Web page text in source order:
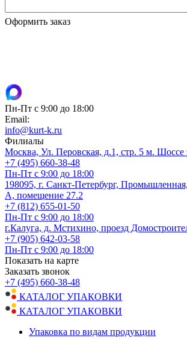
Оформить заказ
Пн-Пт с 9:00 до 18:00
Email:
info@kurt-k.ru
Филиалы
Москва, Ул. Перовская, д.1, стр. 5 м. Шоссе
+7 (495) 660-38-48
Пн-Пт с 9:00 до 18:00
198095, г. Санкт-Петербург,
А, помещение 27.2
+7 (812) 655-01-50
Пн-Пт с 9:00 до 18:00
г.Калуга, д. Мстихино, проезд
+7 (905) 642-03-58
Пн-Пт с 9:00 до 18:00
Показать на карте
Заказать звонок
+7 (495) 660-38-48
КАТАЛОГ УПАКОВКИ
КАТАЛОГ УПАКОВКИ
Упаковка по видам продукции